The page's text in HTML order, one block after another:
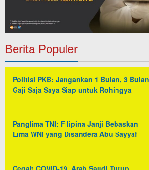
Berita Populer
Politisi PKB: Jangankan 1 Bulan, 3 Bulan
Gaji Saja Saya Siap untuk Rohingya
Panglima TNI: Filipina Janji Bebaskan
Lima WNI yang Disandera Abu Sayyaf
Cegah COVID-19, Arab Saudi Tutup